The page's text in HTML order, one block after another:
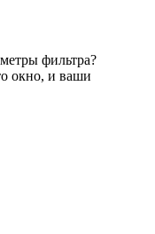
фильтра?
окно, и ваши